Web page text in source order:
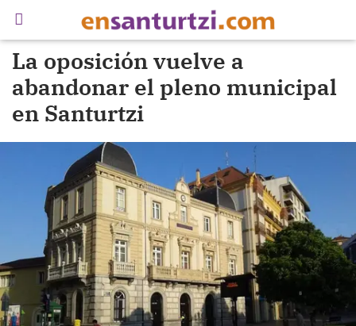
La oposición vuelve a
abandonar el pleno municipal
en Santurtzi